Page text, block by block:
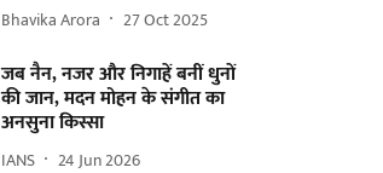
Bhavika Arora 27 Oct 2025
जब नैन, नजर और निगाहें बनीं धुनों
की जान, मदन मोहन के संगीत का
अनसुना किस्सा
IANS 24 Jun 2026